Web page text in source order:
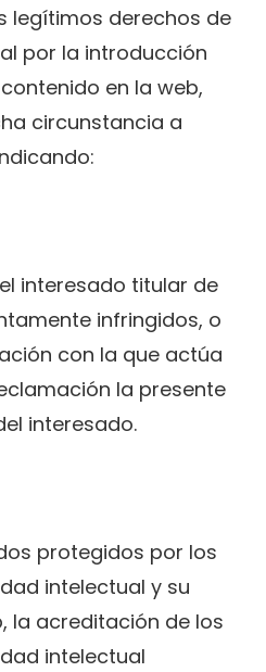
legítimos derechos de
por la introducción
en la web,
circunstancia a
interesado titular de
infringidos, o
con la que actúa
la presente
interesado.
protegidos por los
intelectual y su
la acreditación de los
intelectual